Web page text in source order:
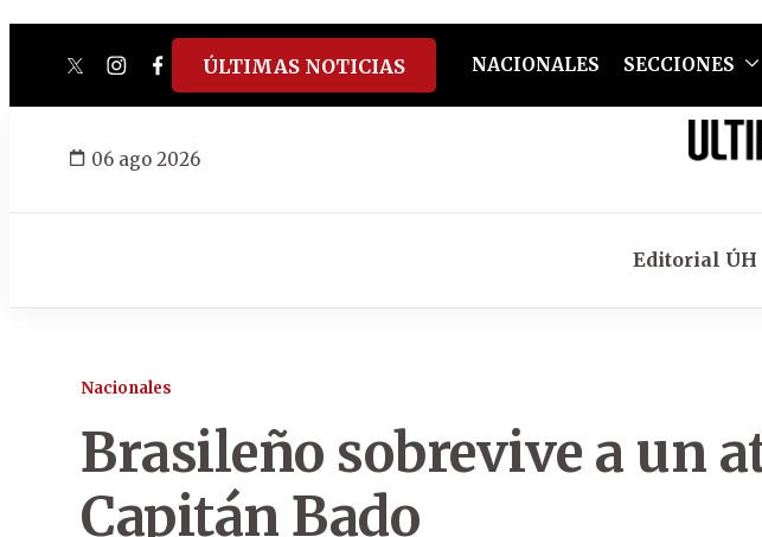
twitterinstagram
facebook
tiktokyoutube
spotify
ÚLTIMAS NOTICIAS NACIONALES SECCIONES
06 ago 2026
Editorial ÚH
Nacionales
Brasileño sobrevive a un
Capitán Bado